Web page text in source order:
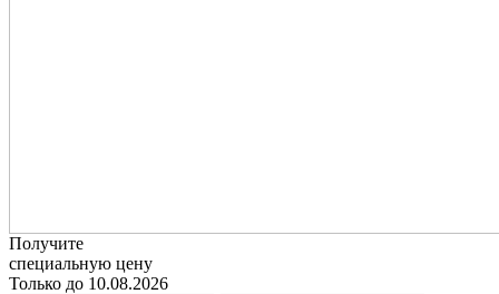
Получите
специальную цену
Только до 10.08.2026